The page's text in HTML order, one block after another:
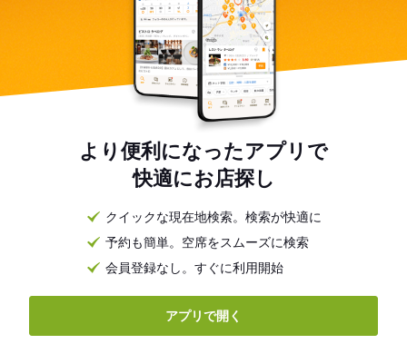
より便利になったアプリで
快適にお店探し
クイックな現在地検索。検索が快適に
予約も簡単。空席をスムーズに検索
会員登録なし。すぐに利用開始
アプリで開く